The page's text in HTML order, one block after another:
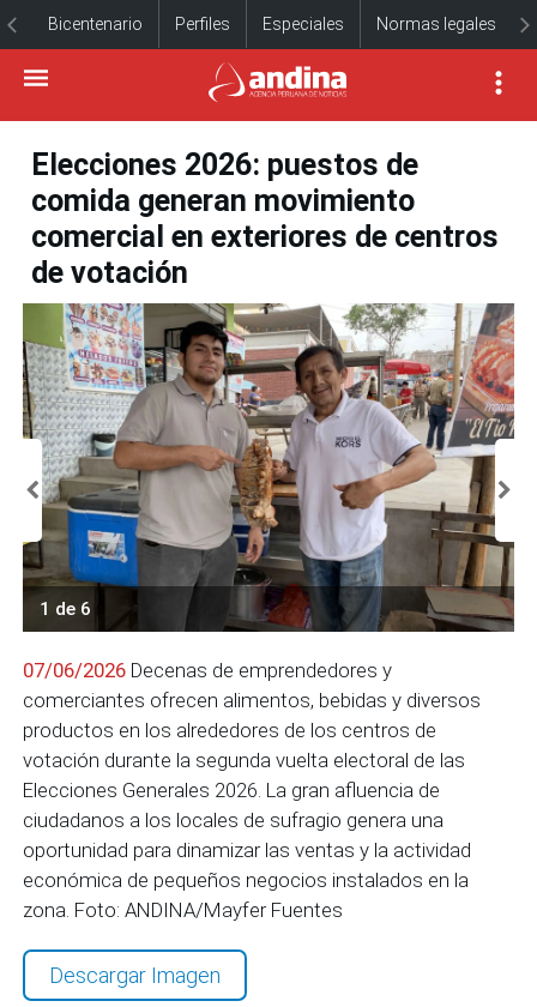
Bicentenario Perfiles Especiales Normas legales
Elecciones 2026: puestos de
comida generan movimiento
comercial en exteriores de centros
de votación
1 de 6
07/06/2026 Decenas de emprendedores y
comerciantes ofrecen alimentos, bebidas y diversos
productos en los alrededores de los centros de
votación durante la segunda vuelta electoral de las
Elecciones Generales 2026. La gran afluencia de
ciudadanos a los locales de sufragio genera una
oportunidad para dinamizar las ventas y la actividad
económica de pequeños negocios instalados en la
zona. Foto: ANDINA/Mayfer Fuentes
Descargar Imagen